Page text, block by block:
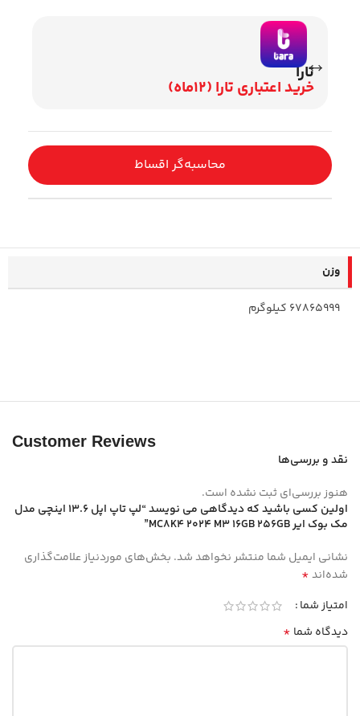
تارا
خرید اعتباری تارا (12ماه)
محاسبه‌گر اقساط
وزن
67865999 کیلوگرم
Customer Reviews
نقد و بررسی‌ها
هنوز بررسی‌ای ثبت نشده است.
اولین کسی باشید که دیدگاهی می نویسد “لپ تاپ اپل 13.6 اینچی مدل
مک بوک ایر MC8K4 2024 M3 16GB 256GB”
نشانی ایمیل شما منتشر نخواهد شد. بخش‌های موردنیاز علامت‌گذاری
شده‌اند*
امتیاز شما
دیدگاه شما *